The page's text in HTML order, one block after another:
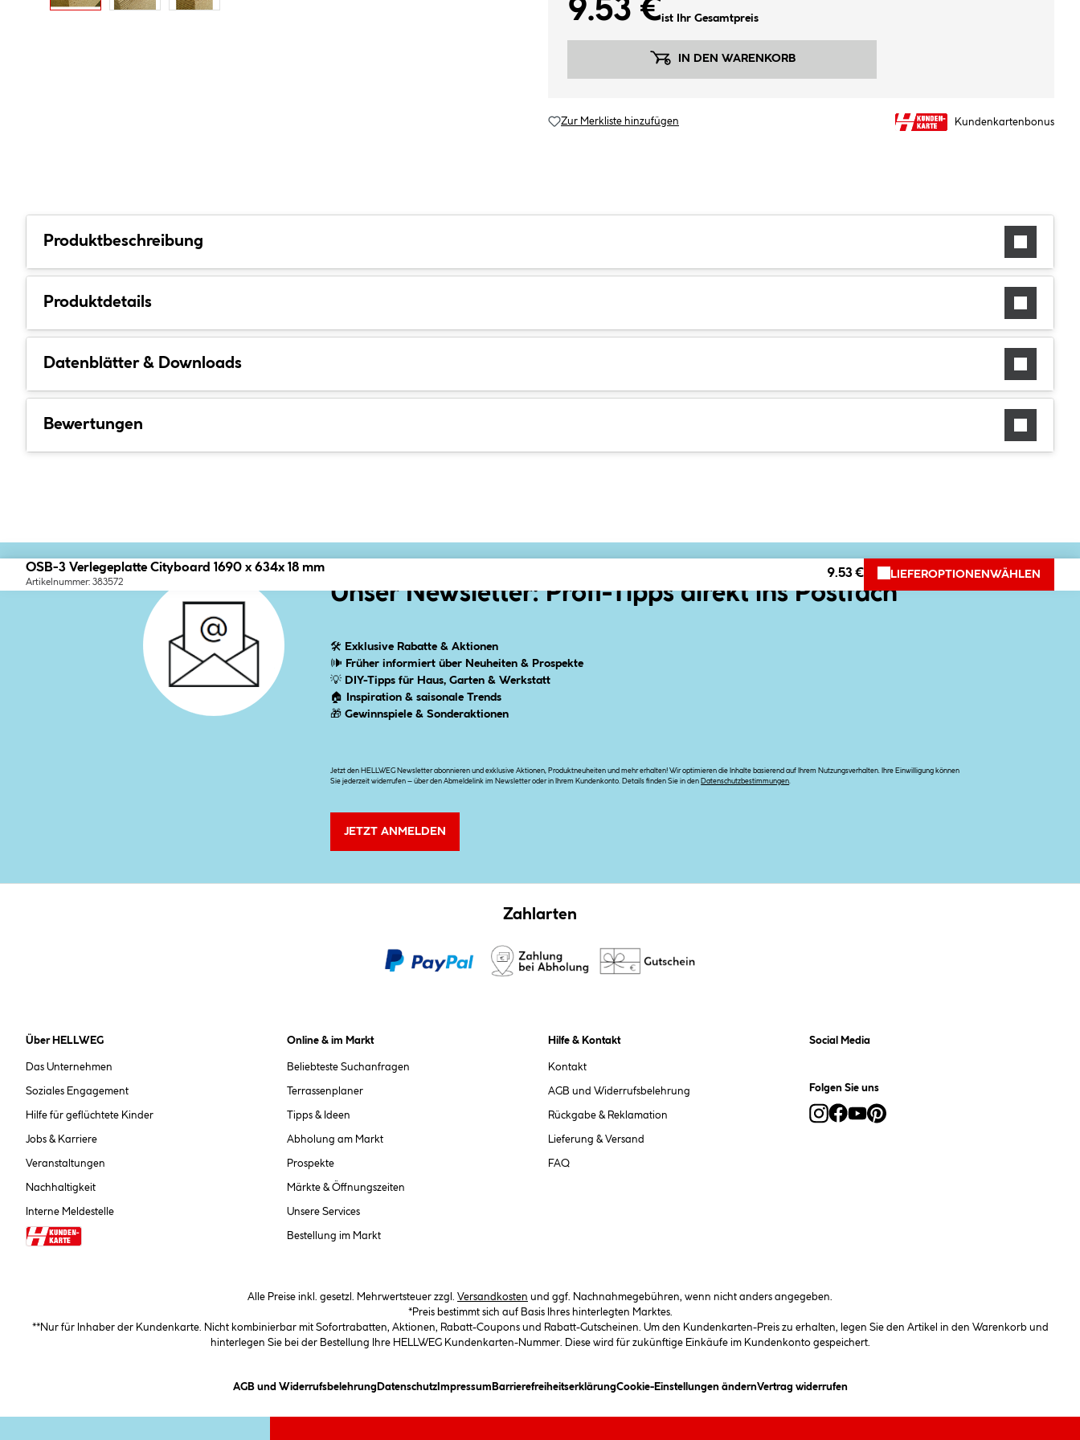
9.53 €ist Ihr Gesamtpreis
IN DEN WARENKORB
Zur Merkliste hinzufügen Kundenkartenbonus
Produktbeschreibung
Produktdetails
Datenblätter & Downloads
Bewertungen
OSB-3 Verlegeplatte Cityboard 1690 x 634x 18 mm
Artikelnummer: 383572
9.53 € LIEFEROPTIONEN WÄHLEN
Unser Newsletter: Profi-Tipps direkt ins Postfach
🛠 Exklusive Rabatte & Aktionen
🕪 Früher informiert über Neuheiten & Prospekte
💡 DIY-Tipps für Haus, Garten & Werkstatt
🏠
Inspiration & saisonale Trends
🎁Gewinnspiele & Sonderaktionen
Jetzt den HELLWEG Newsletter abonnieren und exklusive Aktionen, Produktneuheiten und mehr erhalten! Wir optimieren die Inhalte basierend auf Ihrem Nutzungsverhalten. Ihre Einwilligung können
Sie jederzeit widerrufen – über den Abmeldelink im Newsletter oder in Ihrem Kundenkonto. Details finden Sie in den
Datenschutzbestimmungen
JETZT ANMELDEN
Zahlarten
Über HELLWEG
Das Unternehmen
Soziales Engagement
Hilfe für geflüchtete Kinder
Jobs & Karriere
Veranstaltungen
Nachhaltigkeit
Interne Meldestelle
Online & im Markt
Beliebteste Suchanfragen
Terrassenplaner
Tipps & Ideen
Abholung am Markt
Prospekte
Märkte & Öffnungszeiten
Unsere Services
Bestellung im Markt
Hilfe & Kontakt
Kontakt
AGB und Widerrufsbelehrung
Rückgabe & Reklamation
Lieferung & Versand
FAQ
Social Media
Folgen Sie uns
Alle Preise inkl. gesetzl. Mehrwertsteuer zzgl. Versandkosten und ggf. Nachnahmegebühren, wenn nicht anders angegeben.
*Preis bestimmt sich auf Basis Ihres hinterlegten Marktes.
**Nur für Inhaber der Kundenkarte. Nicht kombinierbar mit Sofortrabatten, Aktionen, Rabatt-Coupons und Rabatt-Gutscheinen. Um den Kundenkarten-Preis zu erhalten, legen Sie den Artikel in den Warenkorb und
hinterlegen Sie bei der Bestellung Ihre HELLWEG Kundenkarten-Nummer. Diese wird für zukünftige Einkäufe im Kundenkonto gespeichert.
AGB und Widerrufsbelehrung(öffnet ein Dialogfeld)
Datenschutz(öffnet ein Dialogfeld)
Impressum(öffnet ein Dialogfeld)
Barrierefreiheitserklärung(öffnet ein Dialogfeld)
Cookie-Einstellungen ändern(öffnet ein Dialogfeld)
Vertrag widerrufen